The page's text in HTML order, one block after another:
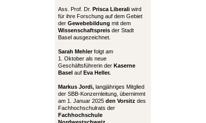
Ass. Prof. Dr. Prisca Liberali wird
für ihre Forschung auf dem Gebiet
der Gewebebildung mit dem
Wissenschaftspreis der Stadt
Basel ausgezeichnet.
Sarah Mehlerfolgt am
1. Oktober als neue
Geschäftsführerin der Kaserne
Basel auf Eva Heller.
Markus Jordi, langjähriges Mitglied
der SBB-Konzernleitung, übernimmt
am 1. Januar 2025 den Vorsitz des
Fachhochschulrats der
Fachhochschule